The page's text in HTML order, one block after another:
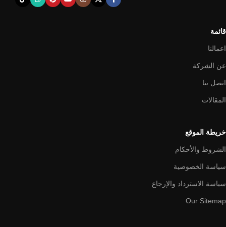
قائمة
اعمالنا
عن الشركة
اتصل بنا
المقالات
خريطة الموقع
الشروط والأحكام
سياسة الخصوصية
سياسة الاسترداد والإرجاع
Our Sitemap